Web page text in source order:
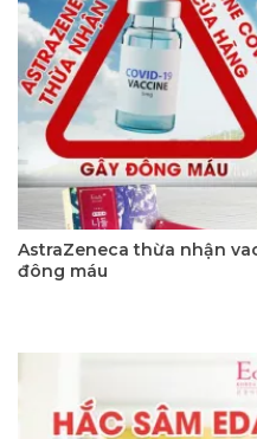
AstraZeneca thừa nhận
đông máu